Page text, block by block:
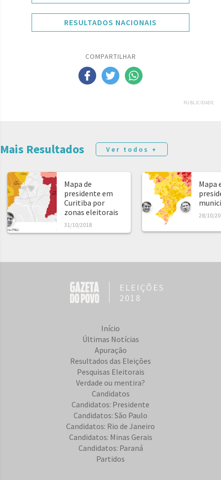
RESULTADOS NACIONAIS
COMPARTILHAR
PUBLICIDADE
Mais Resultados Ver todos +
Mapa de
presidente em
Curitiba por
zonas eleitorais
31/10/2018
Mapa
28/10/
ELEIÇÕES
2018
Início
Últimas Notícias
Apuração
Resultados das Eleições
Pesquisas Eleitorais
Verdade ou mentira?
Candidatos
Candidatos: Presidente
Candidatos: São Paulo
Candidatos: Rio de Janeiro
Candidatos: Minas Gerais
Candidatos: Paraná
Partidos